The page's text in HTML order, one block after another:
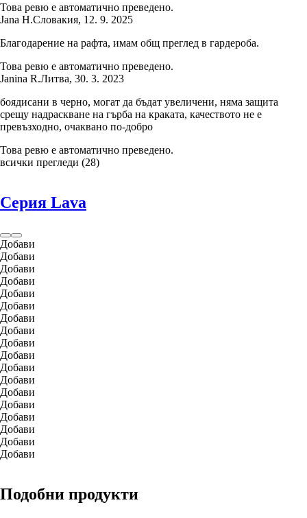
Това ревю е автоматично преведено.
Jana H.Словакия, 12. 9. 2025
Благодарение на рафта, имам общ преглед в гардероба.
Това ревю е автоматично преведено.
Janina R.Литва, 30. 3. 2023
боядисани в черно, могат да бъдат увеличени, няма защита
срещу надраскване на гърба на краката, качеството не е
превъзходно, очаквано по-добро
Това ревю е автоматично преведено.
всички прегледи (28)
Серия Lava
Добави
Добави
Добави
Добави
Добави
Добави
Добави
Добави
Добави
Добави
Добави
Добави
Добави
Добави
Добави
Добави
Добави
Добави
Подобни продукти